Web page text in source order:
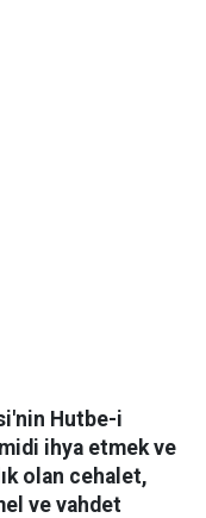
Hutbe-i
ihya etmek ve
olan cehalet,
ve vahdet